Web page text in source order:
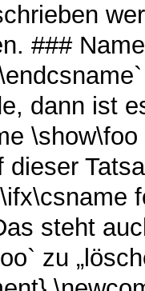
###
dann ist
dieser
steht
zu